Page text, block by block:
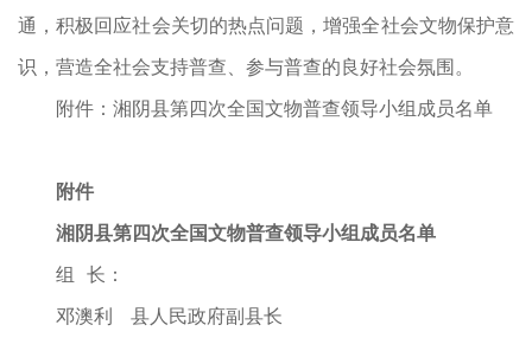
通，积极回应社会关切的热点问题，增强全社会文物保护意
识，营造全社会支持普查、参与普查的良好社会氛围。
附件：湘阴县第四次全国文物普查领导小组成员名单
附件
湘阴县第四次全国文物普查领导小组成员名单
组 长：
邓澳利 县人民政府副县长